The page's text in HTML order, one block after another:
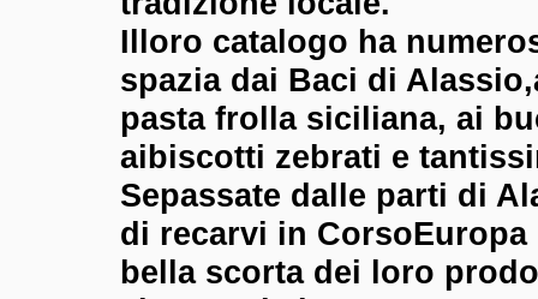
Illoro catalogo ha
spazia dai Baci di
pasta frolla siciliana, ai
aibiscotti zebrati e
Sepassate dalle parti di
di recarvi in CorsoEuropa
bella scorta dei loro